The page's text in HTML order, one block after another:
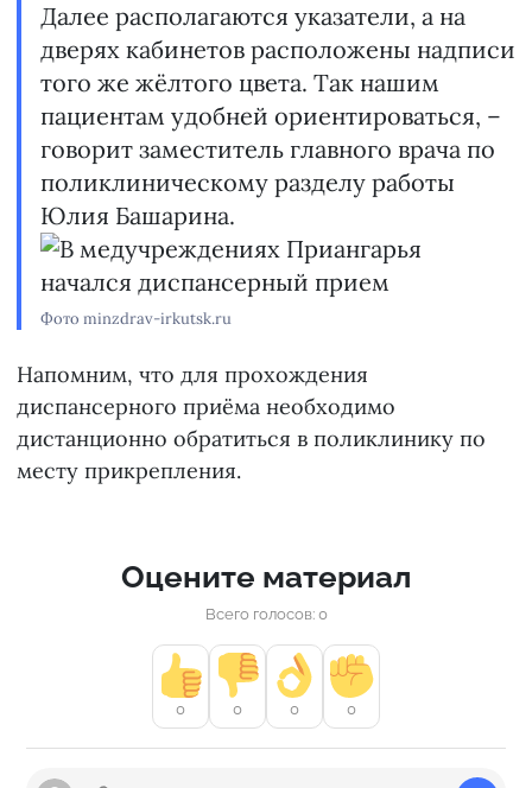
Далее располагаются указатели, а на
дверях кабинетов расположены надписи
того же жёлтого цвета. Так нашим
пациентам удобней ориентироваться, –
говорит заместитель главного врача по
поликлиническому разделу работы
Юлия Башарина.
Фото minzdrav-irkutsk.ru
Напомним, что для прохождения
диспансерного приёма необходимо
дистанционно обратиться в поликлинику по
месту прикрепления.
Оцените материал
Всего голосов: 0
0 0 0 0